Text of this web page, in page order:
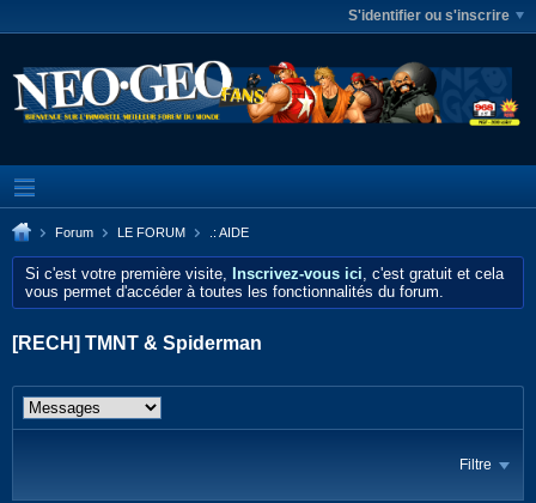
S'identifier ou s'inscrire
Forum LE FORUM .: AIDE
Si c'est votre première visite, Inscrivez-vous ici, c'est gratuit et cela
vous permet d'accéder à toutes les fonctionnalités du forum.
[RECH] TMNT & Spiderman
Filtre